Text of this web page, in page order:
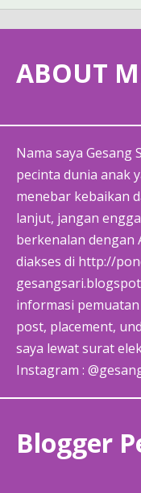
ABOUT
Nama saya Gesang
pecinta dunia anak
menebar kebaikan
lanjut, jangan
berkenalan dengan
diakses di http://
informasi
post, placement,
saya lewat surat
Instagram :
Blogger